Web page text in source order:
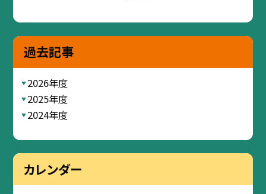
過去記事
2026年度
2025年度
2024年度
カレンダー